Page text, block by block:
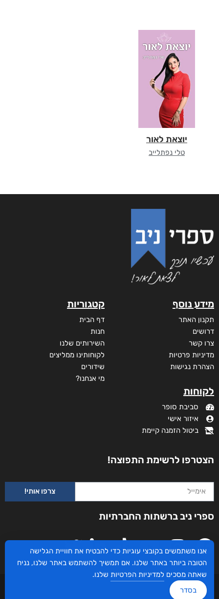
יוצאת לאור
טלי נפתלייב
מידע נוסף
תקנון האתר
דרושים
צרו קשר
מדיניות פרטיות
הצהרת נגישות
לקוחות
סביבת סופר
איזור אישי
ביטול הזמנה קיימת
קטגוריות
דף הבית
חנות
השירותים שלנו
לקוחותינו ממליצים
שידורים
מי אנחנו?
הצטרפו לרשימת התפוצה!
צרפו אותי!
ספרי ניב ברשתות החברתיות
עיצוב ובניית האתר: ספרי ניב © כל הזכויות שמורות. בוקסאי טכנולוגיות בע"מ שד אבא
אנו משתמשים בקובצי עוגיות כדי להבטיח את חוויית הגלישה
הטובה ביותר באתר שלנו. אם תמשיך להשתמש באתר שלנו, נניח
שאתה מסכים למדיניות הפרטיות שלנו.
בסדר